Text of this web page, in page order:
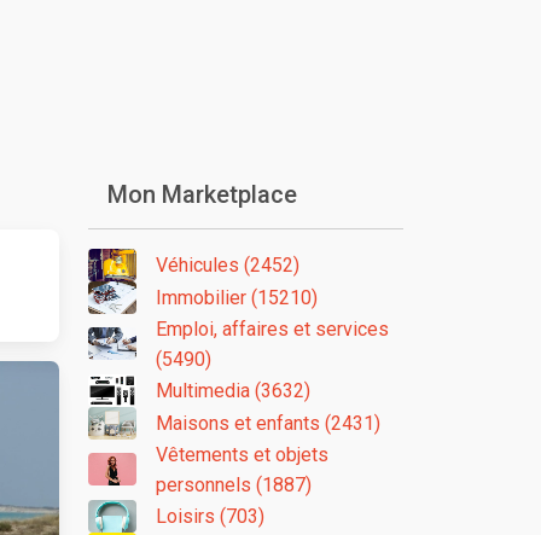
Mon Marketplace
Véhicules (2452)
Immobilier (15210)
Emploi, affaires et services
(5490)
Multimedia (3632)
Maisons et enfants (2431)
Vêtements et objets
personnels (1887)
Loisirs (703)